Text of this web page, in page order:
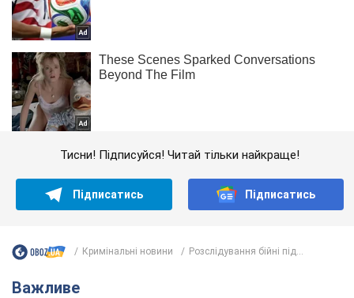
Тисни! Підписуйся! Читай тільки найкраще!
Підписатись Підписатись
Кримінальні новини Розслідування бійні під...
Важливе